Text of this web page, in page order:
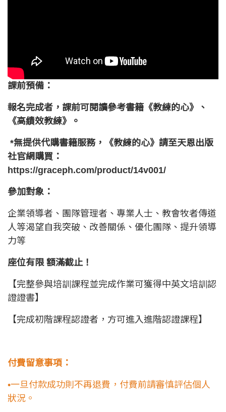
課前預備：
報名完成者，課前可閱讀參考書籍《教練的心》、
《高績效教練》。
*無提供代購書籍服務，《教練的心》請至天恩出版
社官網購買：
https://graceph.com/product/14v001/
參加對象：
企業領導者、團隊管理者、專業人士、教會牧者傳道
人等渴望自我突破、改善關係、優化團隊、提升領導
力等
座位有限 額滿截止！
【完整參與培訓課程並完成作業可獲得中英文培訓認
證證書】
【完成初階課程認證者，方可進入進階認證課程】
付費留意事項：
•一旦付款成功則不再退費，付費前請審慎評估個人
狀況。